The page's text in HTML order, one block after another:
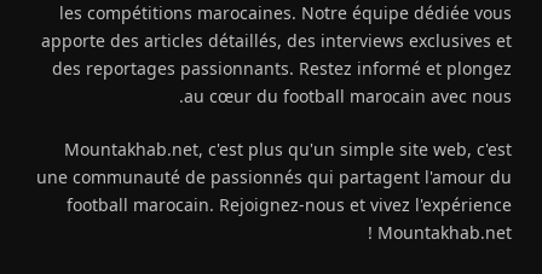
les compétitions marocaines. Notre équipe dédiée vous
apporte des articles détaillés, des interviews exclusives et
des reportages passionnants. Restez informé et plongez
au cœur du football marocain avec nous.
Mountakhab.net, c'est plus qu'un simple site web, c'est
une communauté de passionnés qui partagent l'amour du
football marocain. Rejoignez-nous et vivez l'expérience
Mountakhab.net !